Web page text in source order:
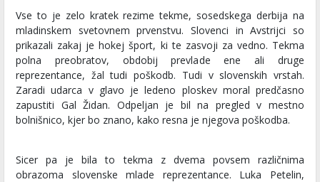
Vse to je zelo kratek rezime tekme, sosedskega derbija na
mladinskem svetovnem prvenstvu. Slovenci in Avstrijci so
prikazali zakaj je hokej šport, ki te zasvoji za vedno. Tekma
polna preobratov, obdobij prevlade ene ali druge
reprezentance, žal tudi poškodb. Tudi v slovenskih vrstah.
Zaradi udarca v glavo je ledeno ploskev moral predčasno
zapustiti Gal Židan. Odpeljan je bil na pregled v mestno
bolnišnico, kjer bo znano, kako resna je njegova poškodba.
Sicer pa je bila to tekma z dvema povsem različnima
obrazoma slovenske mlade reprezentance. Luka Petelin,